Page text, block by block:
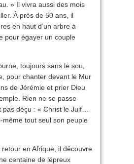
» Il vivra aussi des mois
À près de 50 ans, il
en haut d’un arbre à
pour égayer un couple
toujours sans le sou,
pour chanter devant le Mur
de Jérémie et prier Dieu
Rien ne se passe
pas déçu : « Christ le Juif…
même tout seul son peuple
en Afrique, il découvre
centaine de lépreux